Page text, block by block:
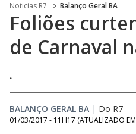
Noticias R7 Balanço Geral BA
Foliões
de Carnaval
.
BALANÇO GERAL BA | Do R7
01/03/2017 - 11H17 (ATUALIZADO EM